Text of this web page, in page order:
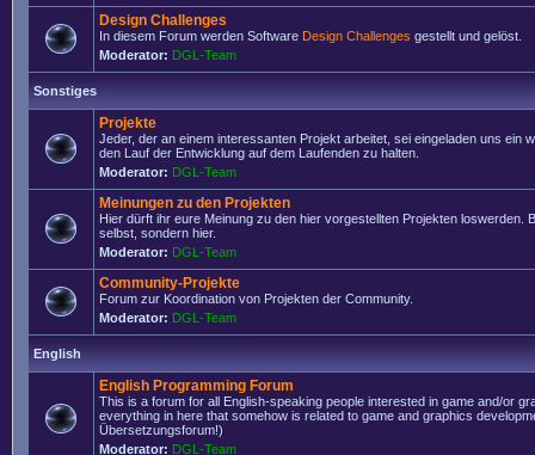
Design Challenges
In diesem Forum werden Software Design Challenges gestellt und gelöst.
Moderator: DGL-Team
Sonstiges
Projekte
Jeder, der an einem interessanten Projekt arbeitet, sei eingeladen uns ein
den Lauf der Entwicklung auf dem Laufenden zu halten.
Moderator: DGL-Team
Meinungen zu den Projekten
Hier dürft ihr eure Meinung zu den hier vorgestellten Projekten loswerden.
selbst, sondern hier.
Moderator: DGL-Team
Community-Projekte
Forum zur Koordination von Projekten der Community.
Moderator: DGL-Team
English
English Programming Forum
This is a forum for all English-speaking people interested in game and/or
everything in here that somehow is related to game and graphics
Übersetzungsforum!)
Moderator: DGL-Team